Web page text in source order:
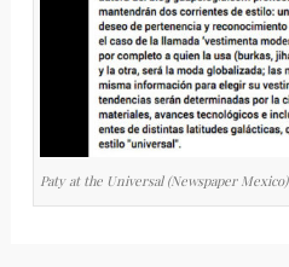
Paty at the Universal (Newspaper Mexico)